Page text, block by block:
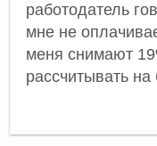
работодатель
мне не
меня снимают
рассчитывать